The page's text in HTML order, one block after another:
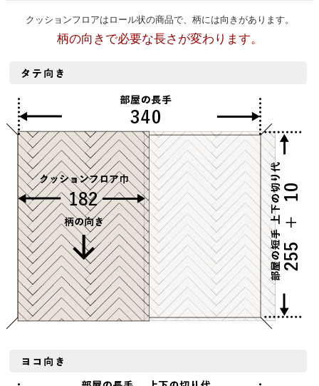
クッションフロアはロール状の商品で、柄には向きがあります。
柄の向きで必要な長さが変わります。